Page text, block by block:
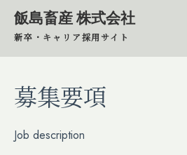
飯島畜産 株式会社
新卒・キャリア採用サイト
募集要項
Job description